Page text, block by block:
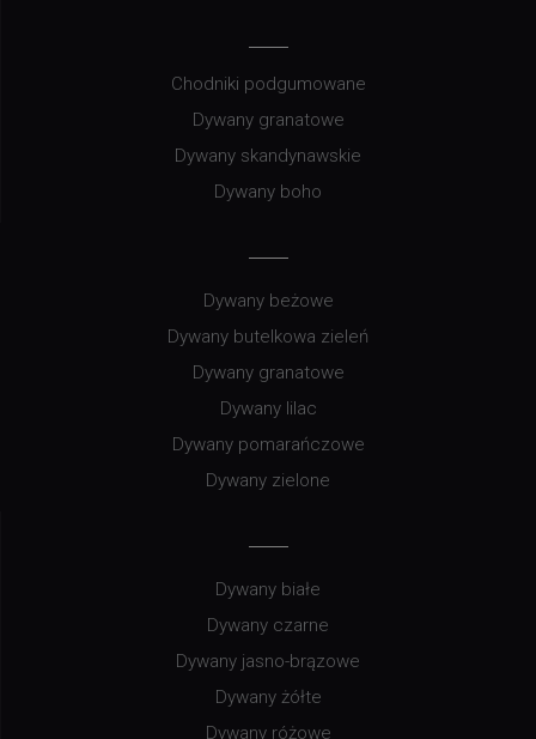
Chodniki podgumowane
Dywany granatowe
Dywany skandynawskie
Dywany boho
Dywany beżowe
Dywany butelkowa zieleń
Dywany granatowe
Dywany lilac
Dywany pomarańczowe
Dywany zielone
Dywany białe
Dywany czarne
Dywany jasno-brązowe
Dywany żółte
Dywany różowe